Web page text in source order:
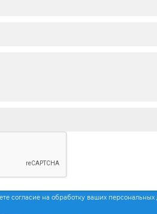
согласие на обработку ваших